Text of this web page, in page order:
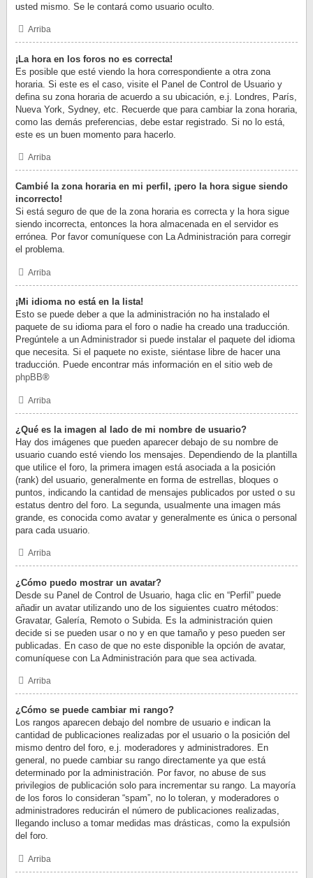
usted mismo. Se le contará como usuario oculto.
Arriba
¡La hora en los foros no es correcta!
Es posible que esté viendo la hora correspondiente a otra zona
horaria. Si este es el caso, visite el Panel de Control de Usuario y
defina su zona horaria de acuerdo a su ubicación, e.j. Londres, París,
Nueva York, Sydney, etc. Recuerde que para cambiar la zona horaria,
como las demás preferencias, debe estar registrado. Si no lo está,
este es un buen momento para hacerlo.
Arriba
Cambié la zona horaria en mi perfil, ¡pero la hora sigue siendo
incorrecto!
Si está seguro de que de la zona horaria es correcta y la hora sigue
siendo incorrecta, entonces la hora almacenada en el servidor es
errónea. Por favor comuníquese con La Administración para corregir
el problema.
Arriba
¡Mi idioma no está en la lista!
Esto se puede deber a que la administración no ha instalado el
paquete de su idioma para el foro o nadie ha creado una traducción.
Pregúntele a un Administrador si puede instalar el paquete del idioma
que necesita. Si el paquete no existe, siéntase libre de hacer una
traducción. Puede encontrar más información en el sitio web de
phpBB®
Arriba
¿Qué es la imagen al lado de mi nombre de usuario?
Hay dos imágenes que pueden aparecer debajo de su nombre de
usuario cuando esté viendo los mensajes. Dependiendo de la plantilla
que utilice el foro, la primera imagen está asociada a la posición
(rank) del usuario, generalmente en forma de estrellas, bloques o
puntos, indicando la cantidad de mensajes publicados por usted o su
estatus dentro del foro. La segunda, usualmente una imagen más
grande, es conocida como avatar y generalmente es única o personal
para cada usuario.
Arriba
¿Cómo puedo mostrar un avatar?
Desde su Panel de Control de Usuario, haga clic en “Perfil” puede
añadir un avatar utilizando uno de los siguientes cuatro métodos:
Gravatar, Galería, Remoto o Subida. Es la administración quien
decide si se pueden usar o no y en que tamaño y peso pueden ser
publicadas. En caso de que no este disponible la opción de avatar,
comuníquese con La Administración para que sea activada.
Arriba
¿Cómo se puede cambiar mi rango?
Los rangos aparecen debajo del nombre de usuario e indican la
cantidad de publicaciones realizadas por el usuario o la posición del
mismo dentro del foro, e.j. moderadores y administradores. En
general, no puede cambiar su rango directamente ya que está
determinado por la administración. Por favor, no abuse de sus
privilegios de publicación solo para incrementar su rango. La mayoría
de los foros lo consideran “spam”, no lo toleran, y moderadores o
administradores reducirán el número de publicaciones realizadas,
llegando incluso a tomar medidas mas drásticas, como la expulsión
del foro.
Arriba